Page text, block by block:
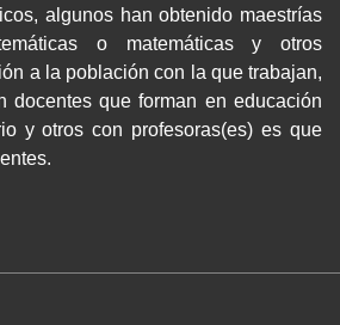
algunos han obtenido maestrías
o matemáticas y otros
a la población con la que trabajan,
docentes que forman en educación
y otros con profesoras(es) es que